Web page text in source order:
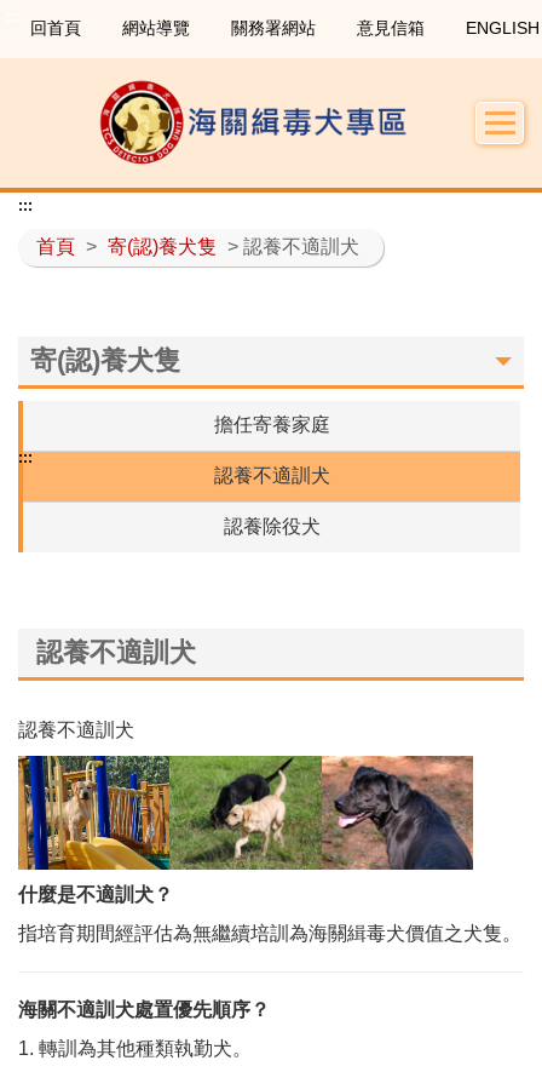
回首頁 網站導覽 關務署網站 意見信箱 ENGLISH
首頁 > 寄(認)養犬隻 > 認養不適訓犬
:::
寄(認)養犬隻
擔任寄養家庭
認養不適訓犬
認養除役犬
:::
認養不適訓犬
認養不適訓犬
什麼是不適訓犬？
指培育期間經評估為無繼續培訓為海關緝毒犬價值之犬隻。
海關不適訓犬處置優先順序？
1. 轉訓為其他種類執勤犬。